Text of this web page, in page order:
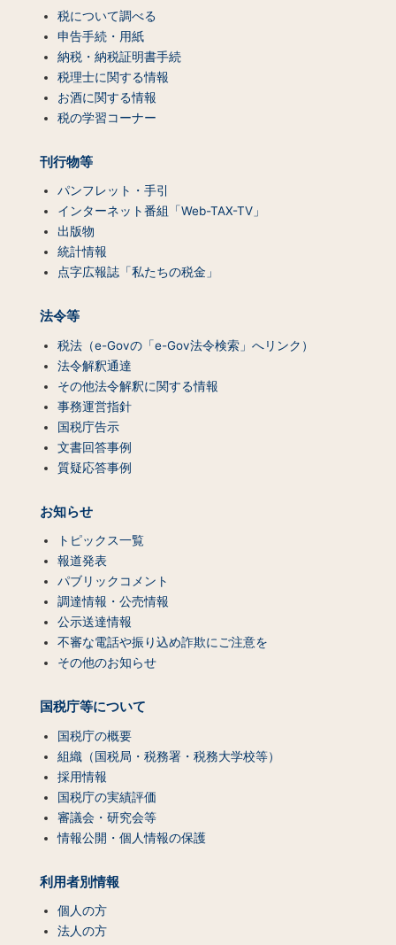
税について調べる
申告手続・用紙
納税・納税証明書手続
税理士に関する情報
お酒に関する情報
税の学習コーナー
刊行物等
パンフレット・手引
インターネット番組「Web-TAX-TV」
出版物
統計情報
点字広報誌「私たちの税金」
法令等
税法（e-Govの「e-Gov法令検索」へリンク）
法令解釈通達
その他法令解釈に関する情報
事務運営指針
国税庁告示
文書回答事例
質疑応答事例
お知らせ
トピックス一覧
報道発表
パブリックコメント
調達情報・公売情報
公示送達情報
不審な電話や振り込め詐欺にご注意を
その他のお知らせ
国税庁等について
国税庁の概要
組織（国税局・税務署・税務大学校等）
採用情報
国税庁の実績評価
審議会・研究会等
情報公開・個人情報の保護
利用者別情報
個人の方
法人の方